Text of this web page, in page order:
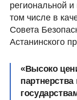
региональной
том числе в
Совета
Астанинского
«Высоко